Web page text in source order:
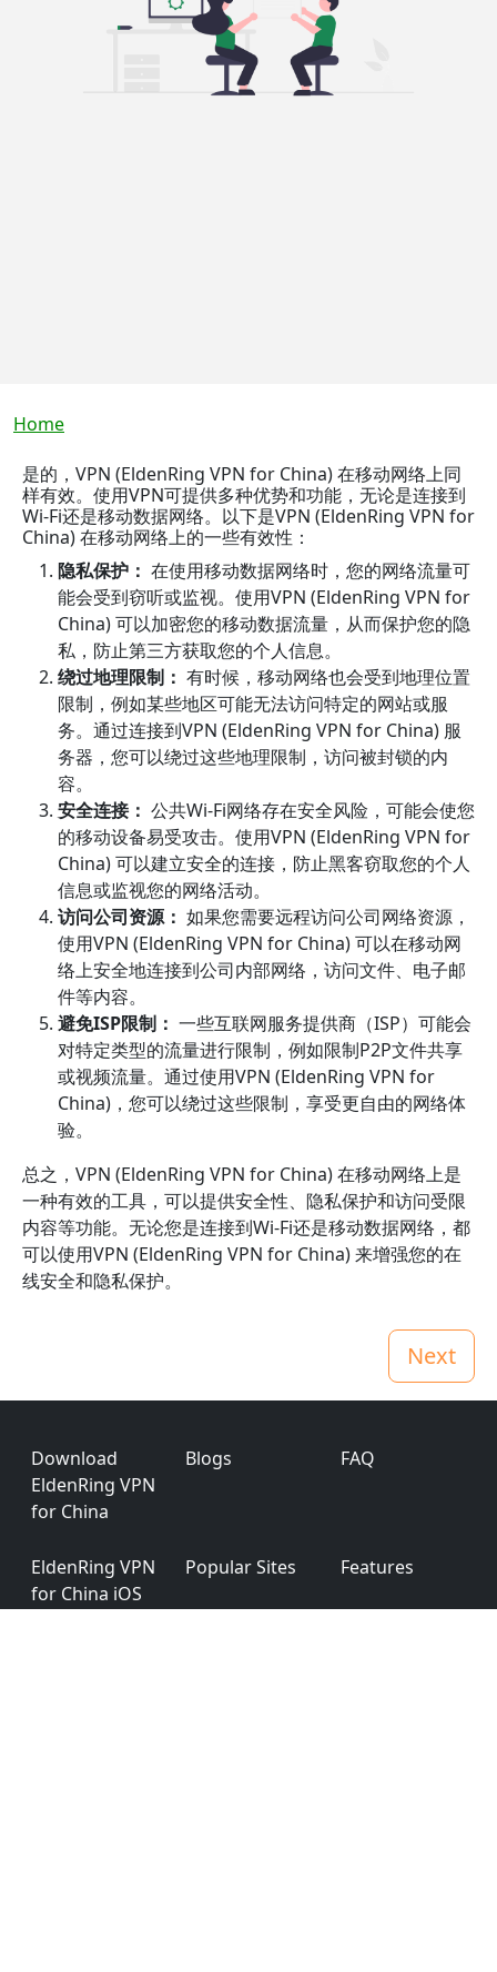
Breadcrumb
Home
是的，VPN (EldenRing VPN for China) 在移动网络上同
样有效。使用VPN可提供多种优势和功能，无论是连接到
Wi-Fi还是移动数据网络。以下是VPN (EldenRing VPN for
China) 在移动网络上的一些有效性：
隐私保护： 在使用移动数据网络时，您的网络流量可
能会受到窃听或监视。使用VPN (EldenRing VPN for
China) 可以加密您的移动数据流量，从而保护您的隐
私，防止第三方获取您的个人信息。
绕过地理限制： 有时候，移动网络也会受到地理位置
限制，例如某些地区可能无法访问特定的网站或服
务。通过连接到VPN (EldenRing VPN for China) 服
务器，您可以绕过这些地理限制，访问被封锁的内
容。
安全连接： 公共Wi-Fi网络存在安全风险，可能会使您
的移动设备易受攻击。使用VPN (EldenRing VPN for
China) 可以建立安全的连接，防止黑客窃取您的个人
信息或监视您的网络活动。
访问公司资源： 如果您需要远程访问公司网络资源，
使用VPN (EldenRing VPN for China) 可以在移动网
络上安全地连接到公司内部网络，访问文件、电子邮
件等内容。
避免ISP限制： 一些互联网服务提供商（ISP）可能会
对特定类型的流量进行限制，例如限制P2P文件共享
或视频流量。通过使用VPN (EldenRing VPN for
China)，您可以绕过这些限制，享受更自由的网络体
验。
总之，VPN (EldenRing VPN for China) 在移动网络上是
一种有效的工具，可以提供安全性、隐私保护和访问受限
内容等功能。无论您是连接到Wi-Fi还是移动数据网络，都
可以使用VPN (EldenRing VPN for China) 来增强您的在
线安全和隐私保护。
Next
Footer
Download
EldenRing VPN
for China
Blogs FAQ
EldenRing VPN
for China iOS
Popular Sites Features